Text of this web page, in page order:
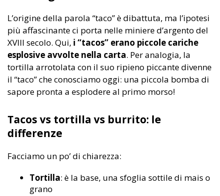
L’origine della parola “taco” è dibattuta, ma l’ipotesi
più affascinante ci porta nelle miniere d’argento del
XVIII secolo. Qui, i “tacos” erano piccole cariche
esplosive avvolte nella carta. Per analogia, la
tortilla arrotolata con il suo ripieno piccante divenne
il “taco” che conosciamo oggi: una piccola bomba di
sapore pronta a esplodere al primo morso!
Tacos vs tortilla vs burrito: le
differenze
Facciamo un po’ di chiarezza:
Tortilla: è la base, una sfoglia sottile di mais o
grano